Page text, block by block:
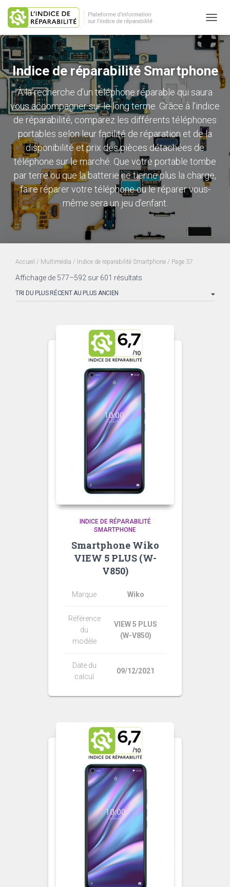
Indice de réparabilité Smartphone
À la recherche d’un téléphone réparable qui saura
vous accompagner sur le long terme. Grâce à l’indice
de réparabilité, comparez les différents téléphones
portables selon leur facilité de réparation et de la
disponibilité etprix des pièces détachées de
téléphone sur le marché. Que votre portable tombe
par terre ou que la batterie ne tienne plus la charge,
faireréparer votre téléphoneou le réparer vous-
même sera un jeu d’enfant.
Accueil / Multimédia / Indice de réparabilité Smartphone / Page 37
Affichage de 577–592 sur 601 résultats
plus
plus
INDICE DE RÉPARABILITÉ
SMARTPHONE
Smartphone Wiko
VIEW 5 PLUS (W-
V850)
Marque Wiko
Référence
du
modèle
VIEW 5 PLUS
(W-V850)
Date du
calcul
09/12/2021